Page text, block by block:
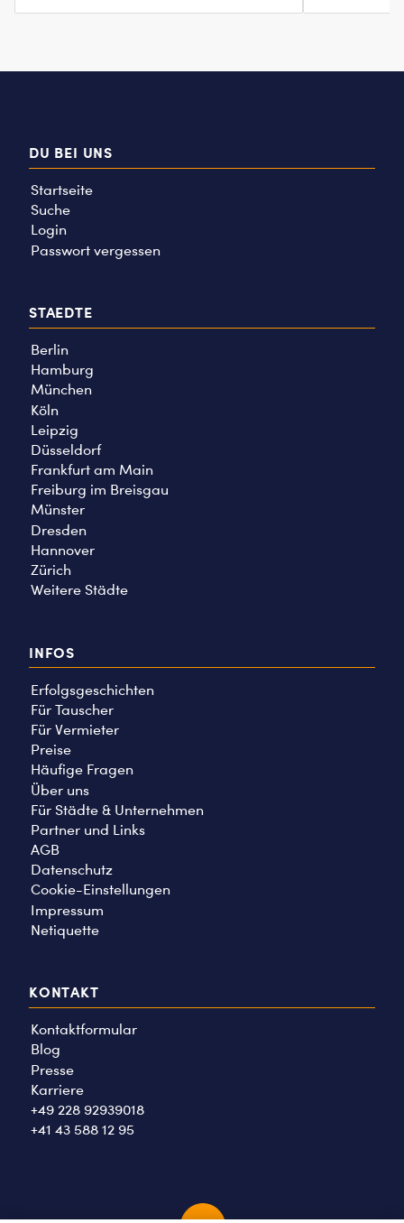
DU BEI UNS
Startseite
Suche
Login
Passwort vergessen
STAEDTE
Berlin
Hamburg
München
Köln
Leipzig
Düsseldorf
Frankfurt am Main
Freiburg im Breisgau
Münster
Dresden
Hannover
Zürich
Weitere Städte
INFOS
Erfolgsgeschichten
Für Tauscher
Für Vermieter
Preise
Häufige Fragen
Über uns
Für Städte & Unternehmen
Partner und Links
AGB
Datenschutz
Cookie-Einstellungen
Impressum
Netiquette
KONTAKT
Kontaktformular
Blog
Presse
Karriere
+49 228 92939018
+41 43 588 12 95